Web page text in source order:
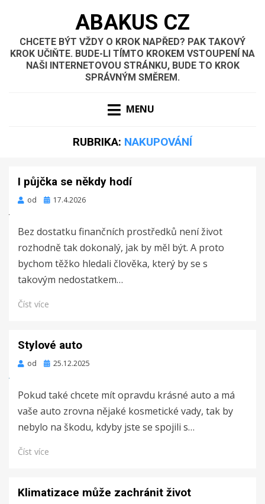
ABAKUS CZ
CHCETE BÝT VŽDY O KROK NAPŘED? PAK TAKOVÝ
KROK UČIŇTE. BUDE-LI TÍMTO KROKEM VSTOUPENÍ NA
NAŠI INTERNETOVOU STRÁNKU, BUDE TO KROK
SPRÁVNÝM SMĚREM.
MENU
RUBRIKA: NAKUPOVÁNÍ
I půjčka se někdy hodí
od
Zveřejněno
17.4.2026
Bez dostatku finančních prostředků není život
rozhodně tak dokonalý, jak by měl být. A proto
bychom těžko hledali člověka, který by se s
takovým nedostatkem…
Číst více
Stylové auto
od
Zveřejněno
25.12.2025
Pokud také chcete mít opravdu krásné auto a má
vaše auto zrovna nějaké kosmetické vady, tak by
nebylo na škodu, kdyby jste se spojili s…
Číst více
Klimatizace může zachránit život